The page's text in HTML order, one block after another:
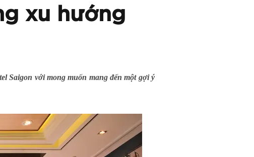
xu hướng
Saigon với mong muốn mang đến một gợi ý